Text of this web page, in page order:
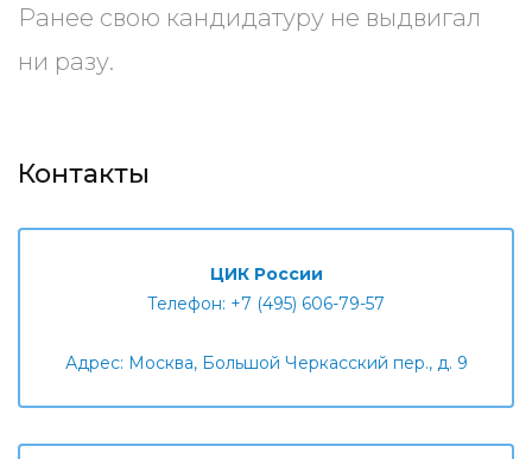
Ранее свою кандидатуру не выдвигал
ни разу.
Контакты
ЦИК России
Телефон: +7 (495) 606-79-57
Адрес: Москва, Большой Черкасский пер., д. 9